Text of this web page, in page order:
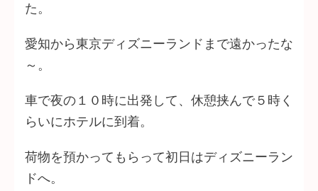
た。
愛知から東京ディズニーランドまで遠かったな
～。
車で夜の１０時に出発して、休憩挟んで５時く
らいにホテルに到着。
荷物を預かってもらって初日はディズニーラン
ドへ。